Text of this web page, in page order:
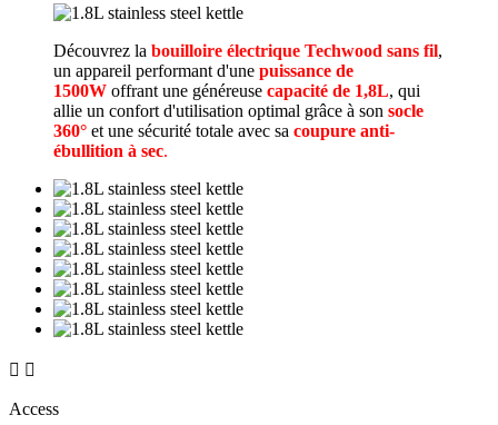
Découvrez la bouilloire électrique Techwood sans fil,
un appareil performant d'une puissance de
1500W offrant une généreuse capacité de 1,8L, qui
allie un confort d'utilisation optimal grâce à son socle
360° et une sécurité totale avec sa coupure anti-
ébullition à sec.
 
Access